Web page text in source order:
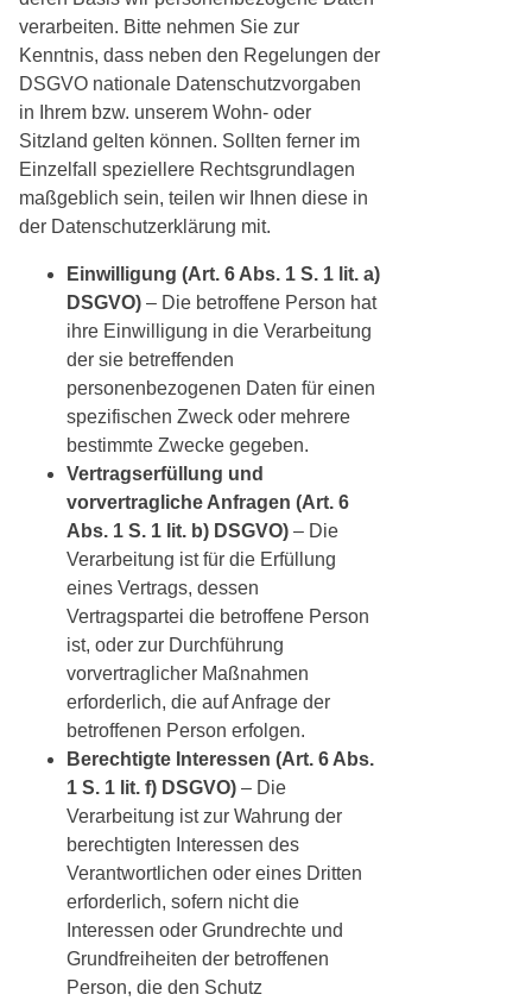
verarbeiten. Bitte nehmen Sie zur
Kenntnis, dass neben den Regelungen der
DSGVO nationale Datenschutzvorgaben
in Ihrem bzw. unserem Wohn- oder
Sitzland gelten können. Sollten ferner im
Einzelfall speziellere Rechtsgrundlagen
maßgeblich sein, teilen wir Ihnen diese in
der Datenschutzerklärung mit.
Einwilligung (Art. 6 Abs. 1 S. 1 lit. a)
DSGVO) – Die betroffene Person hat
ihre Einwilligung in die Verarbeitung
der sie betreffenden
personenbezogenen Daten für einen
spezifischen Zweck oder mehrere
bestimmte Zwecke gegeben.
Vertragserfüllung und
vorvertragliche Anfragen (Art. 6
Abs. 1 S. 1 lit. b) DSGVO) – Die
Verarbeitung ist für die Erfüllung
eines Vertrags, dessen
Vertragspartei die betroffene Person
ist, oder zur Durchführung
vorvertraglicher Maßnahmen
erforderlich, die auf Anfrage der
betroffenen Person erfolgen.
Berechtigte Interessen (Art. 6 Abs.
1 S. 1 lit. f) DSGVO) – Die
Verarbeitung ist zur Wahrung der
berechtigten Interessen des
Verantwortlichen oder eines Dritten
erforderlich, sofern nicht die
Interessen oder Grundrechte und
Grundfreiheiten der betroffenen
Person, die den Schutz